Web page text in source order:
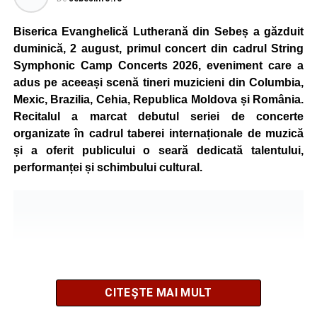
de vârstă, astfel încât competiția să fie accesibilă atât
celor aflați la început de drum, cât și celor cu experiență în
mountain bike. La finalul întrecerii, cei mai bine clasați
concurenți vor fi recompensați cu premii în bani și premii
oferite de partenerii evenimentului.
Înaintea zilei de concurs, participanții își vor putea ridica
vor putea înscrie direct la competiție în cadrul Punctului
Oficial de Înscrieri și Informații (Race Office), care va
funcționa după următorul program:
Roșie, unde vor avea loc și antrenamente libere pe
traseul de concurs.
Biserica Evanghelică Lutherană din Sebeș a găzduit
duminică, 2 august, primul concert din cadrul String
Symphonic Camp Concerts 2026, eveniment care a
adus pe aceeași scenă tineri muzicieni din Columbia,
Mexic, Brazilia, Cehia, Republica Moldova și România.
Recitalul a marcat debutul seriei de concerte
organizate în cadrul taberei internaționale de muzică
și a oferit publicului o seară dedicată talentului,
performanței și schimbului cultural.
CITEȘTE MAI MULT